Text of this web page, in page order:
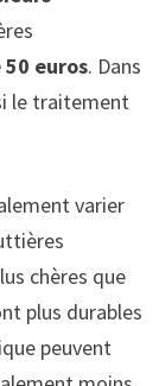
euros. Dans
le traitement
varier
chères que
plus durables
peuvent